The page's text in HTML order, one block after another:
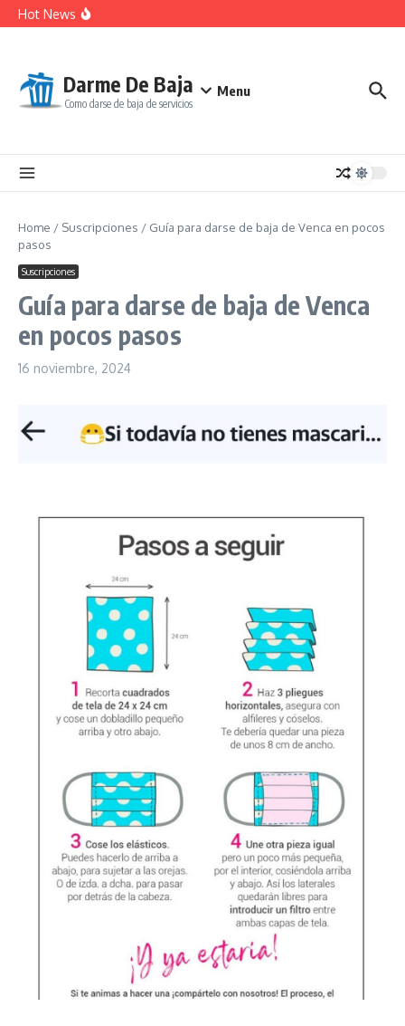
Saltar al contenido
Hot News
Guía para darse de baja de Renfe paso a paso
Darme De Baja
Como darse de baja de servicios
Menu
Home / Suscripciones / Guía para darse de baja de Venca en pocos
pasos
Suscripciones
Guía para darse de baja de Venca
en pocos pasos
16 noviembre, 2024